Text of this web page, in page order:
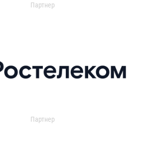
Партнер
Партнер